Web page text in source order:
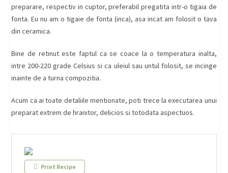
preparare, respectiv in cuptor, preferabil pregatita intr-o tigaia de
fonta. Eu nu am o tigaie de fonta (inca), asa incat am folosit o tava
din ceramica.
Bine de retinut este faptul ca se coace la o temperatura inalta,
intre 200-220 grade Celsius si ca uleiul sau untul folosit, se incinge
inainte de a turna compozitia.
Acum ca ai toate detaliile mentionate, poti trece la executarea unui
preparat extrem de hranitor, delicios si totodata aspectuos.
Print Recipe